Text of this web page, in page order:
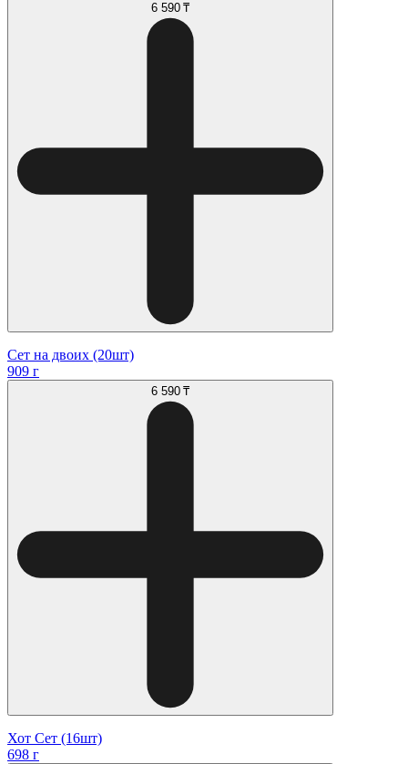
6 590 ₸
Сет на двоих (20шт)
909 г
6 590 ₸
Хот Сет (16шт)
698 г